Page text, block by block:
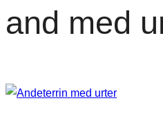
and med